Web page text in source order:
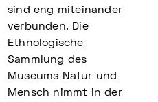
sind eng miteinander
verbunden. Die
Ethnologische
Sammlung des
Museums Natur und
Mensch nimmt in der